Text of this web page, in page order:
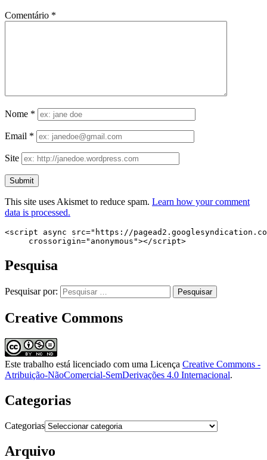
Comentário *
Nome *
Email *
Site
This site uses Akismet to reduce spam. Learn how your comment
data is processed.
<script async src="https://
     crossorigin="anonymous"></script>
Pesquisa
Pesquisar por:
Creative Commons
Este trabalho está licenciado com uma Licença Creative Commons -
Atribuição-NãoComercial-SemDerivações 4.0 Internacional.
Categorias
Categorias
Arquivo